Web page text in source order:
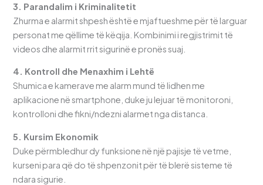
3. Parandalim i Kriminalitetit
Zhurma e alarmit shpesh është e mjaftueshme për të larguar
personat me qëllime të këqija. Kombinimi i regjistrimit të
videos dhe alarmit rrit sigurinë e pronës suaj.
4. Kontroll dhe Menaxhim i Lehtë
Shumica e kamerave me alarm mund të lidhen me
aplikacione në smartphone, duke ju lejuar të monitoroni,
kontrolloni dhe fikni/ndezni alarmet nga distanca.
5. Kursim Ekonomik
Duke përmbledhur dy funksione në një pajisje të vetme,
kurseni para që do të shpenzonit për të blerë sisteme të
ndara sigurie.